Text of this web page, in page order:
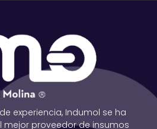
experiencia, Indumol se ha
proveedor de insumos